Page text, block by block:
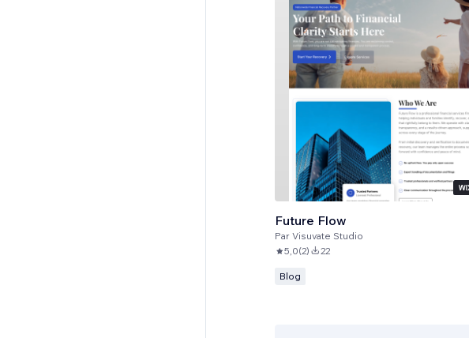
Future Flow
Par Visuvate Studio
5,0(2) 22
Blog